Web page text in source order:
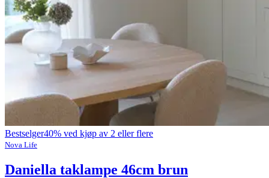
Bestselger40% ved kjøp av 2 eller flere
Nova Life
Daniella taklampe 46cm brun